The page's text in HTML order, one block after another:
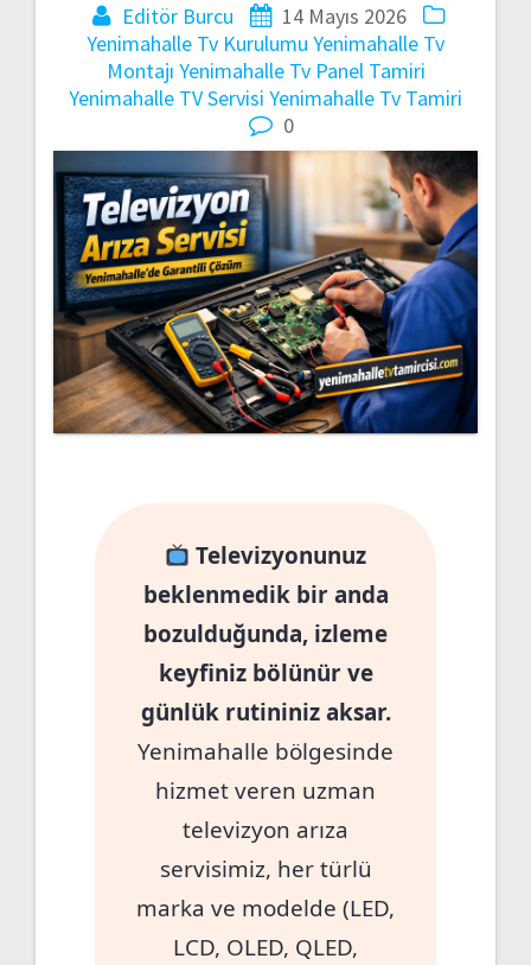
Editör Burcu
14 Mayıs 2026
Yenimahalle Tv Kurulumu Yenimahalle Tv
Montajı Yenimahalle Tv Panel Tamiri
Yenimahalle TV Servisi Yenimahalle Tv Tamiri
0
Televizyonunuz
beklenmedik bir anda
bozulduğunda, izleme
keyfiniz bölünür ve
günlük rutininiz aksar.
Yenimahalle bölgesinde
hizmet veren uzman
televizyon arıza
servisimiz, her türlü
marka ve modelde (LED,
LCD, OLED, QLED,